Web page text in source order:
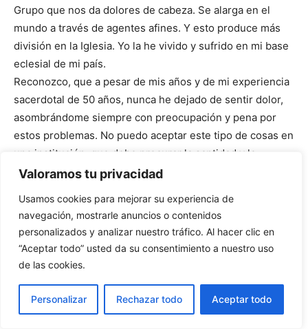
Valoramos tu privacidad
Usamos cookies para mejorar su experiencia de
navegación, mostrarle anuncios o contenidos
personalizados y analizar nuestro tráfico. Al hacer clic en
“Aceptar todo” usted da su consentimiento a nuestro uso
de las cookies.
Personalizar Rechazar todo Aceptar todo
Grupo que nos da dolores de cabeza. Se alarga en el
mundo a través de agentes afines. Y esto produce más
división en la Iglesia. Yo la he vivido y sufrido en mi base
eclesial de mi país.
Reconozco, que a pesar de mis años y de mi experiencia
sacerdotal de 50 años, nunca he dejado de sentir dolor,
asombrándome siempre con preocupación y pena por
estos problemas. No puedo aceptar este tipo de cosas en
una institución, que debe procurar la santidad y la
práctica evangélica de la caridad para mayor gloria de
8º.Todo este preámbulo y escenario histórico precede a
la llegada de Benedicto XVI. Yo creo que llegó y se
encontró con una Curia Vaticana con esta problemática,
gesto de Benedicto XVI que no paso desapercibido para
mí. Un día decidió visitar la tumba de un Papa que había